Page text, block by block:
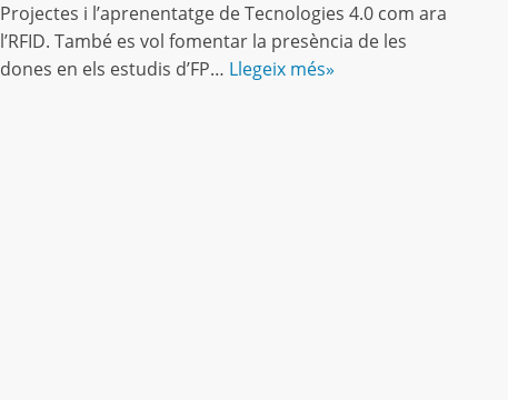
Projectes i l’aprenentatge de Tecnologies 4.0 com ara
l’RFID. També es vol fomentar la presència de les
dones en els estudis d’FP… Llegeix més»